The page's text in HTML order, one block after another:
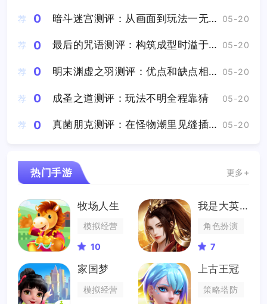
荐 0 暗斗迷宫测评：从画面到玩法一无是处 05-20
荐 0 最后的咒语测评：构筑成型时溢于言表的成就感将直击心灵 05-20
荐 0 明末渊虚之羽测评：优点和缺点相比瑕不掩瑜 05-20
荐 0 成圣之道测评：玩法不明全程靠猜 05-20
荐 0 真菌朋克测评：在怪物潮里见缝插针的采集资源 05-20
热门手游 更多+
牧场人生
模拟经营
10
我是大英雄
角色扮演
7
家国梦
模拟经营
上古王冠
策略塔防